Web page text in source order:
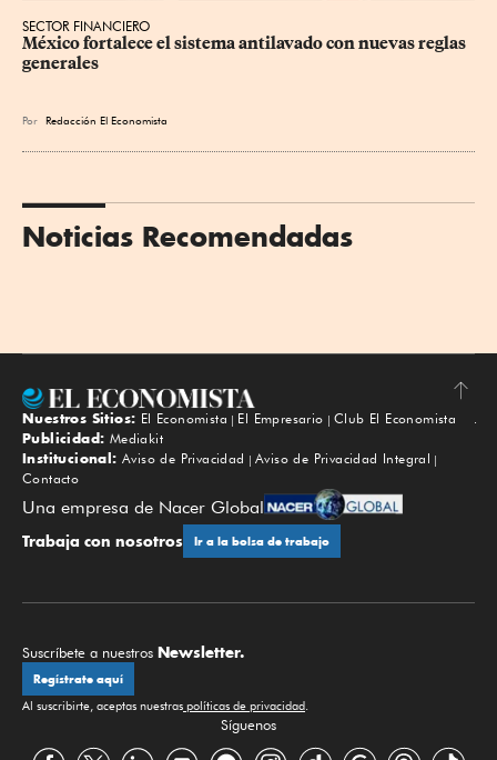
SECTOR FINANCIERO
México fortalece el sistema antilavado con nuevas reglas
generales
Por Redacción El Economista
Noticias Recomendadas
Subir
Nuestros Sitios: El Economista El Empresario
Club El Economista
Publicidad: Mediakit
Institucional: Aviso de Privacidad
Aviso de Privacidad Integral
Contacto
Una empresa de Nacer Global
Trabaja con nosotros Ir a la bolsa de trabajo
Suscríbete a nuestros Newsletter.
Regístrate aquí
Al suscribirte, aceptas nuestras políticas de privacidad.
Síguenos